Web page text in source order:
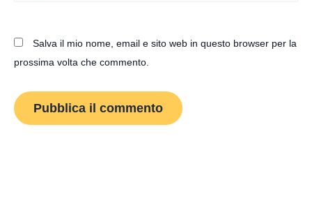
Salva il mio nome, email e sito web in questo browser per la
prossima volta che commento.